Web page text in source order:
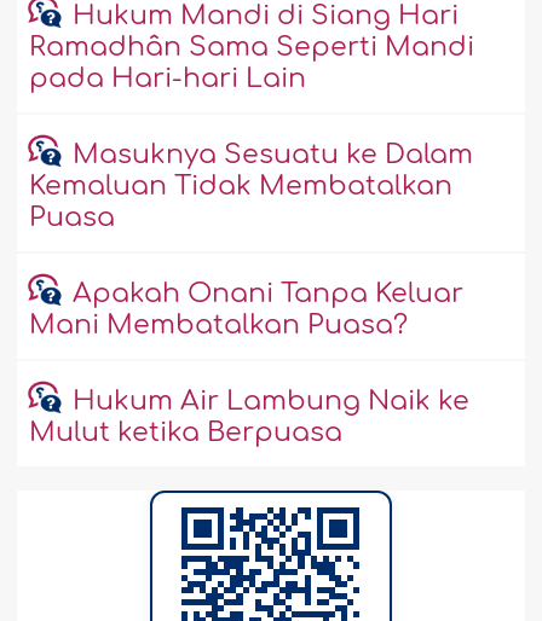
Hukum Mandi di Siang Hari
Ramadhân Sama Seperti Mandi
pada Hari-hari Lain
Masuknya Sesuatu ke Dalam
Kemaluan Tidak Membatalkan
Puasa
Apakah Onani Tanpa Keluar
Mani Membatalkan Puasa?
Hukum Air Lambung Naik ke
Mulut ketika Berpuasa